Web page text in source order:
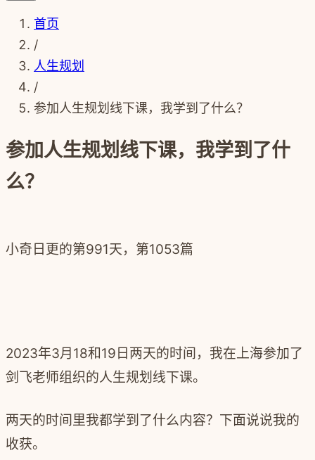
首页
/
人生规划
/
参加人生规划线下课，我学到了什么？
参加人生规划线下课，我学到了什
么？
小奇日更的第991天，第1053篇
2023年3月18和19日两天的时间，我在上海参加了
剑飞老师组织的人生规划线下课。
两天的时间里我都学到了什么内容？下面说说我的
收获。